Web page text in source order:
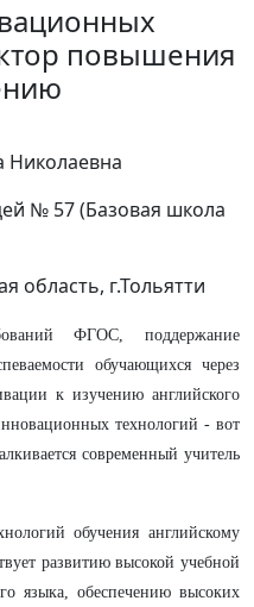
повышения
Николаевна
№ 57 (Базовая школа
область, г.Тольятти
ФГОС, поддержание
обучающихся через
к изучению английского
технологий - вот
современный учитель
обучения английскому
развитию высокой учебной
языка, обеспечению высоких